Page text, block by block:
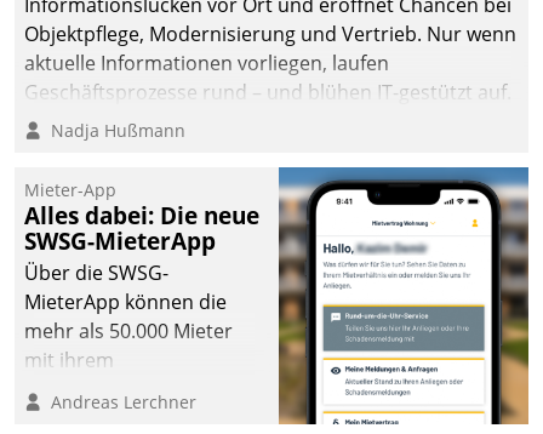
Objektpflege, Modernisierung und Vertrieb. Nur wenn
aktuelle Informationen vorliegen, laufen
Geschäftsprozesse rund – und blühen IT-gestützt auf.
Nadja Hußmann
Mieter-App
Alles dabei: Die neue
SWSG-MieterApp
Über die SWSG-
MieterApp können die
mehr als 50.000 Mieter
mit ihrem
Wohnungsunternehmen
kommunizieren, auf dem
Andreas Lerchner